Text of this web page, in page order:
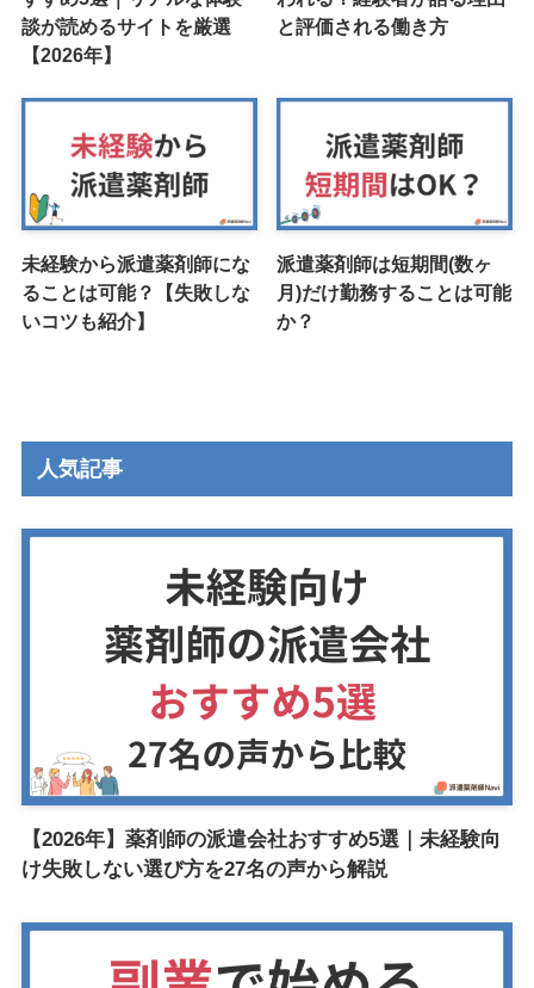
談が読めるサイトを厳選
【2026年】
と評価される働き方
未経験から派遣薬剤師にな
ることは可能？【失敗しな
いコツも紹介】
派遣薬剤師は短期間(数ヶ
月)だけ勤務することは可能
か？
人気記事
【2026年】薬剤師の派遣会社おすすめ5選｜未経験向
け失敗しない選び方を27名の声から解説